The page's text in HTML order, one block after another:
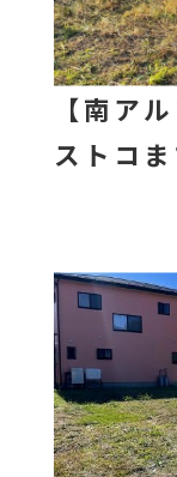
【南ア
ストコ